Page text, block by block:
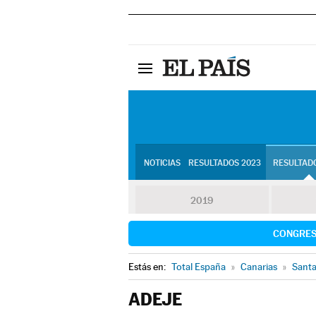
NOTICIAS RESULTADOS 2023
2019
Estás en: Total España » Canarias »
ADEJE